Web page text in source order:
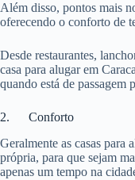
Além disso, pontos mais
oferecendo o conforto de
Desde restaurantes,
casa para alugar em
quando está de passagem
2. Conforto
Geralmente as casas para
própria, para que sejam
apenas um tempo na